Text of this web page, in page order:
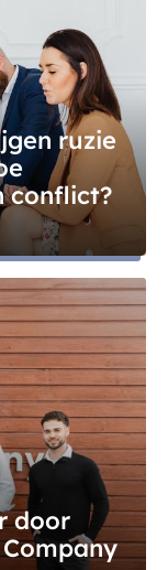
ruzie
conflict?
door